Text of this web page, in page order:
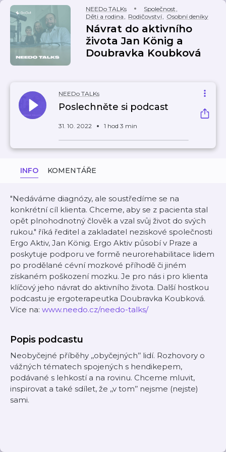
NEEDo TALKs Společnost,
Děti a rodina, Rodičovství, Osobní deníky
Návrat do aktivního
života Jan König a
Doubravka Koubková
NEEDo TALKs
Poslechněte si podcast
31. 10. 2022 1 hod 3 min
INFO KOMENTÁŘE
"Nedáváme diagnózy, ale soustředíme se na
konkrétní cíl klienta. Chceme, aby se z pacienta stal
opět plnohodnotný člověk a vzal svůj život do svých
rukou." říká ředitel a zakladatel neziskové společnosti
Ergo Aktiv, Jan König. Ergo Aktiv působí v Praze a
poskytuje podporu ve formě neurorehabilitace lidem
po prodělané cévní mozkové příhodě či jiném
získaném poškození mozku. Je pro nás i pro klienta
klíčový jeho návrat do aktivního života. Další hostkou
podcastu je ergoterapeutka Doubravka Koubková.
Více na: www.needo.cz/needo-talks/
Popis podcastu
Neobyčejné příběhy ‚‚obyčejných’’ lidí. Rozhovory o
vážných tématech spojených s hendikepem,
podávané s lehkostí a na rovinu. Chceme mluvit,
inspirovat a také sdílet, že ‚‚v tom’’ nejsme (nejste)
sami.